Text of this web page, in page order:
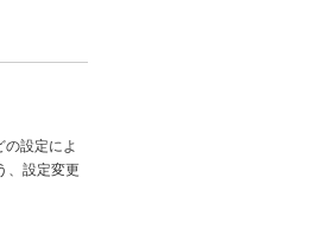
の設定によ
、設定変更